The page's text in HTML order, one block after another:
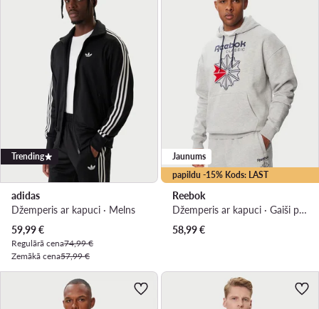
Trending
adidas
Džemperis ar kapuci · Melns
Pašreizējā cena
59,99€
Regulārā cena74,99 €
Zemākā cena57,99 €
papildu -15% Kods: LAST
Jaunums
Reebok
Džemperis ar kapuci · Gaiši pelēka
58,99€